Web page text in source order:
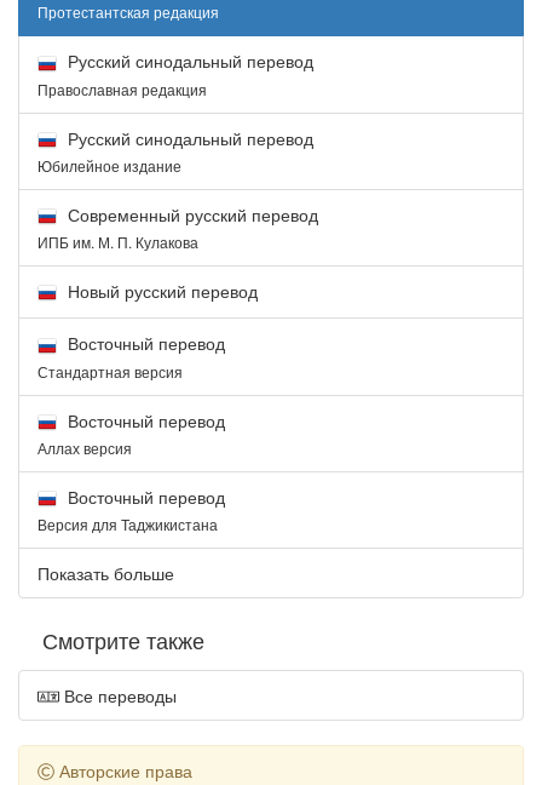
Протестантская редакция
Русский синодальный перевод
Православная редакция
Русский синодальный перевод
Юбилейное издание
Современный русский перевод
ИПБ им. М. П. Кулакова
Новый русский перевод
Восточный перевод
Стандартная версия
Восточный перевод
Аллах версия
Восточный перевод
Версия для Таджикистана
Показать больше
Смотрите также
Все переводы
Авторские права